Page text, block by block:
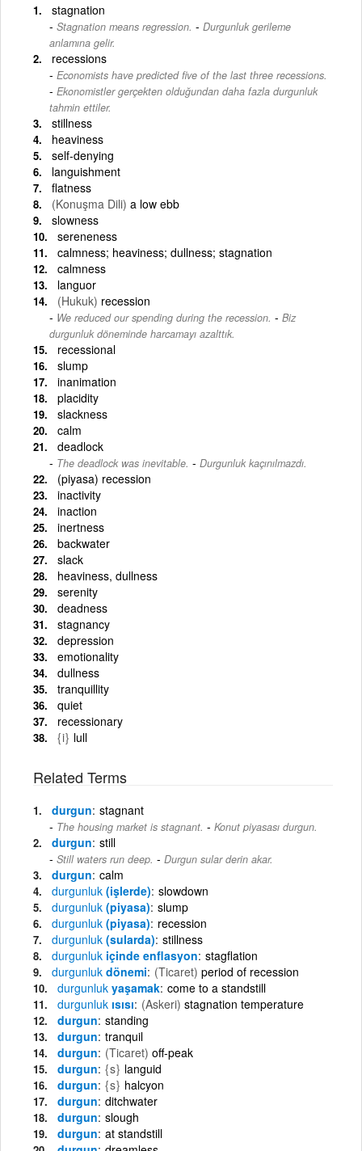
stagnation
Stagnation means regression. - Durgunluk gerileme
anlamına gelir.
recessions
Economists have predicted five of the last three recessions.
- Ekonomistler gerçekten olduğundan daha fazla durgunluk
tahmin ettiler.
stillness
heaviness
self-denying
languishment
flatness
(Konuşma Dili) a low ebb
slowness
sereneness
calmness; heaviness; dullness; stagnation
calmness
languor
(Hukuk) recession
We reduced our spending during the recession. - Biz
durgunluk döneminde harcamayı azalttık.
recessional
slump
inanimation
placidity
slackness
calm
deadlock
The deadlock was inevitable. - Durgunluk kaçınılmazdı.
(piyasa) recession
inactivity
inaction
inertness
backwater
slack
heaviness, dullness
serenity
deadness
stagnancy
depression
emotionality
dullness
tranquillity
quiet
recessionary
{i} lull
Related Terms
durgun stagnant
The housing market is stagnant. - Konut piyasası durgun.
durgun still
Still waters run deep. - Durgun sular derin akar.
durgun calm
durgunluk (işlerde) slowdown
durgunluk (piyasa) slump
durgunluk (piyasa) recession
durgunluk (sularda) stillness
durgunluk içinde enflasyon stagflation
durgunluk dönemi (Ticaret) period of recession
durgunluk yaşamak come to a standstill
durgunluk ısısı (Askeri) stagnation temperature
durgun standing
durgun tranquil
durgun (Ticaret) off-peak
durgun {s} languid
durgun {s} halcyon
durgun ditchwater
durgun slough
durgun at standstill